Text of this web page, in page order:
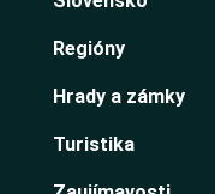
Regióny
Hrady a zámky
Turistika